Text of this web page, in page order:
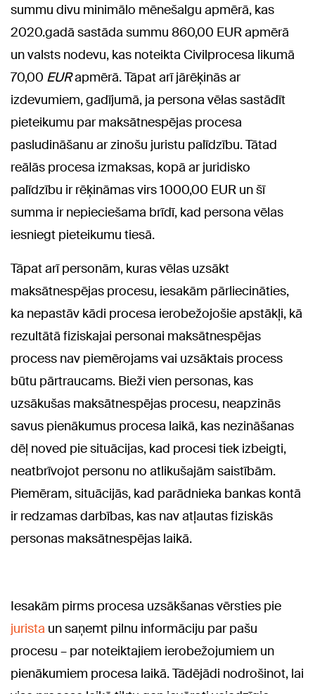
summu divu minimālo mēnešalgu apmērā, kas
2020.gadā sastāda summu 860,00 EUR apmērā
un valsts nodevu, kas noteikta Civilprocesa likumā
70,00 EURapmērā. Tāpat arī jārēķinās ar
izdevumiem, gadījumā, ja persona vēlas sastādīt
pieteikumu par maksātnespējas procesa
pasludināšanu ar zinošu juristu palīdzību. Tātad
reālās procesa izmaksas, kopā ar juridisko
palīdzību ir rēķināmas virs 1000,00 EUR un šī
summa ir nepieciešama brīdī, kad persona vēlas
iesniegt pieteikumu tiesā.
Tāpat arī personām, kuras vēlas uzsākt
maksātnespējas procesu, iesakām pārliecināties,
ka nepastāv kādi procesa ierobežojošie apstākļi, kā
rezultātā fiziskajai personai maksātnespējas
process nav piemērojams vai uzsāktais process
būtu pārtraucams. Bieži vien personas, kas
uzsākušas maksātnespējas procesu, neapzinās
savus pienākumus procesa laikā, kas nezināšanas
dēļ noved pie situācijas, kad procesi tiek izbeigti,
neatbrīvojot personu no atlikušajām saistībām.
Piemēram, situācijās, kad parādnieka bankas kontā
ir redzamas darbības, kas nav atļautas fiziskās
personas maksātnespējas laikā.
Iesakām pirms procesa uzsākšanas vērsties pie
jurista un saņemt pilnu informāciju par pašu
procesu – par noteiktajiem ierobežojumiem un
pienākumiem procesa laikā. Tādējādi nodrošinot, lai